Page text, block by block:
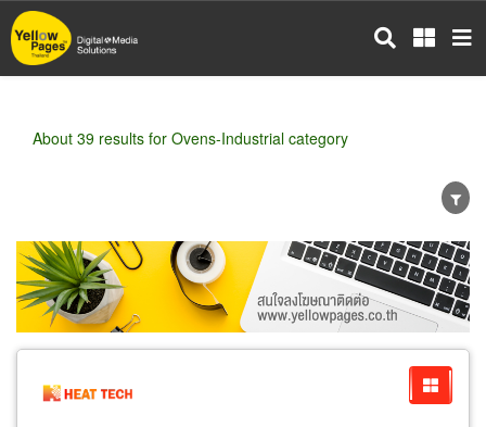
Skip
to
main
About 39 results for Ovens-Industrial category
Wholesale Retail Manufacturer
Dealer
Exporter/Importer
Service Business